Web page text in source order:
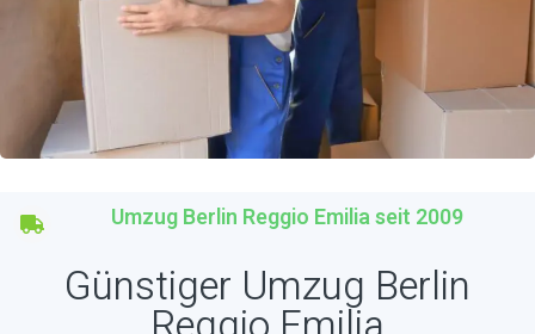
Umzug Berlin Reggio Emilia seit 2009
Günstiger Umzug Berlin